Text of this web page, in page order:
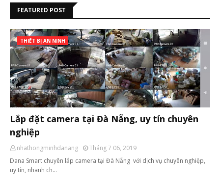
FEATURED POST
THIẾT BỊ AN NINH
Lắp đặt camera tại Đà Nẵng, uy tín chuyên
nghiệp
nhathongminhdanang
Tháng 7 06, 2019
Dana Smart chuyên lắp camera tại Đà Nẵng với dịch vụ chuyên nghiệp,
uy tín, nhanh ch…